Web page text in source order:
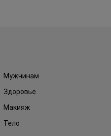
Мужчинам
Здоровье
Макияж
Тело